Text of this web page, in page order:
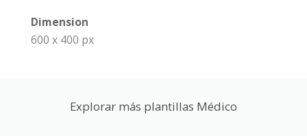
Dimension
600 x 400 px
Explorar más plantillas Médico